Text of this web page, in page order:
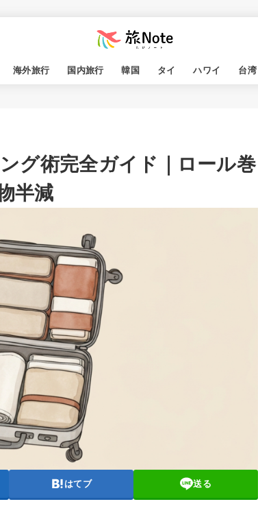
海外旅行 国内旅行 韓国 タイ ハワイ 台湾
グ術完全ガイド｜ロール巻
半減
はてブ 送る